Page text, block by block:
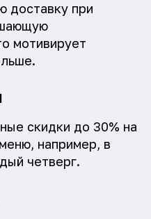
доставку при
мотивирует
скидки до 30% на
например, в
четверг.